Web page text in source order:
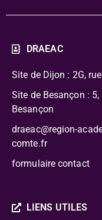
DRAEAC
Site de Dijon : 2G,
Site de Besançon :
Besançon
draeac@region-
comte.fr
formulaire contact
LIENS UTILES